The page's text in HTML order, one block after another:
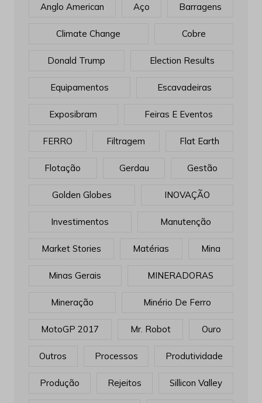
Anglo American Aço Barragens
Climate Change Cobre
Donald Trump Election Results
Equipamentos Escavadeiras
Exposibram Feiras E Eventos
FERRO Filtragem Flat Earth
Flotação Gerdau Gestão
Golden Globes INOVAÇÃO
Investimentos Manutenção
Market Stories Matérias Mina
Minas Gerais MINERADORAS
Mineração Minério De Ferro
MotoGP 2017 Mr. Robot Ouro
Outros Processos Produtividade
Produção Rejeitos Sillicon Valley